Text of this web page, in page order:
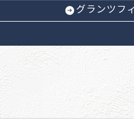
グランツフ